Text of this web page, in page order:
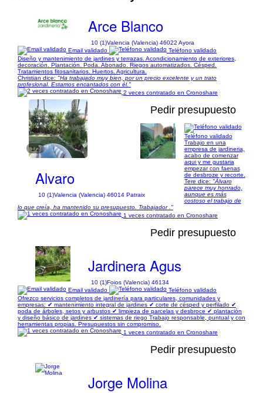
Arce Blanco
10 (1)Valencia (Valencia) 46022 Ayora
Email validado
Teléfono validado
Diseño y mantenimiento de jardines y terrazas. Acondicionamiento de exteriores,
decoración. Plantación. Poda. Abonado. Riegos automatizados. Césped.
Tratamientos fitosanitarios. Huertos. Agricultura.
Christian dice: "Ha trabajado muy bien, por un precio excelente y un trato
profesional. Estamos encantados con él."
2 veces contratado en Cronoshare
1/2
Pedir presupuesto
Alvaro
10 (1)Valencia (Valencia) 46014 Patraix
Teléfono validado
Trabajo en una
empresa de jardineria,
acabo de comenzar
aqui y me gustaria
empezar con faenas
de desbroze y recorte.
Tere dice: "Álvaro
parece muy honrado,
aunque es más
costoso el trabajo de
lo que creía, ha mantenido su presupuesto. Trabajador ."
1 veces contratado en Cronoshare
Pedir presupuesto
Jardinera Agus
10 (1)Foios (Valencia) 46134
Email validado
Teléfono validado
Ofrezco servicios completos de jardinería para particulares, comunidades y
empresas: ✔ mantenimiento integral de jardines ✔ corte de césped y perfilado ✔
poda de árboles, setos y arbustos ✔ limpieza de parcelas y desbroce ✔ plantación
y diseño básico de jardines ✔ sistemas de riego Trabajo responsable, puntual y con
herramientas propias. Presupuestos sin compromiso.
1 veces contratado en Cronoshare
Pedir presupuesto
Jorge Molina